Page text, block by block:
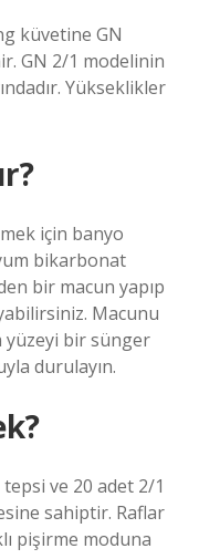
küvetine GN
GN 2/1 modelinin
Yükseklikler
için banyo
bikarbonat
bir macun yapıp
Macunu
bir sünger
durulayın.
tepsi ve 20 adet 2/1
sahiptir. Raflar
pişirme moduna